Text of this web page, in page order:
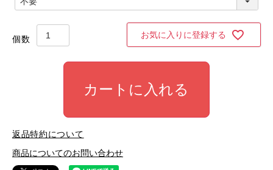
必
須
)
お気に入りに登録する
カートに入れる
返品特約について
商品についてのお問い合わせ